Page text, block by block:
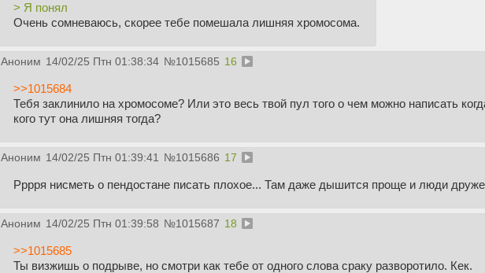
> Я понял
Очень сомневаюсь, скорее тебе помешала лишняя хромосома.
Аноним 14/02/25 Птн 01:38:34 №1015685 16
>>1015684
Тебя заклинило на хромосоме? Или это весь твой пул того о чем можно написать
кого тут она лишняя тогда?
Аноним 14/02/25 Птн 01:39:41 №1015686 17
Рррря нисметь о пендостане писать плохое... Там даже дышится проще и люди
Аноним 14/02/25 Птн 01:39:58 №1015687 18
>>1015685
Ты визжишь о подрыве, но смотри как тебе от одного слова сраку разворотило. Кек.